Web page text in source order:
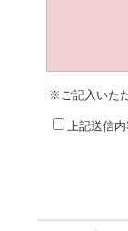
※ご記入いた
上記送信